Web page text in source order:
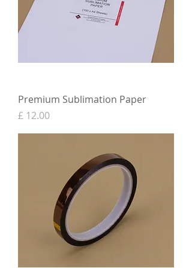
Premium Sublimation Paper
מחיר